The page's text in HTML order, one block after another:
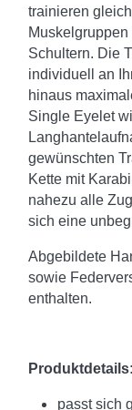
trainieren
Schultern. Die
individuell an
hinaus
Single Eyelet
gewünschten
Kette mit
nahezu alle
sich eine
Abgebildete
sowie
enthalten.
Produktdetails:
passt sich